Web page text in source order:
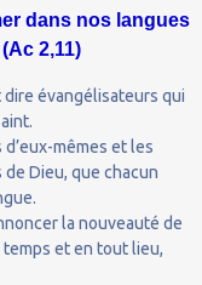
dans nos langues
2,11)
dire évangélisateurs qui
mêmes et les
Dieu, que chacun
la nouveauté de
temps et en tout lieu,